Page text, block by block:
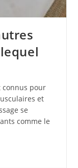
connus pour
et
se
comme le